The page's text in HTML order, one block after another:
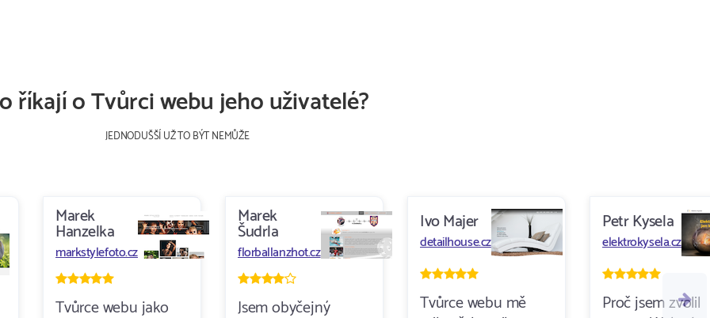
říkají o Tvůrci webu jeho uživatelé?
JEDNODUŠŠÍ UŽ TO BÝT NEMŮŽE
Marek
Hanzelka
markstylefoto.cz
Tvůrce webu jako
Marek
Šudrla
florballanzhot.cz
Jsem obyčejný
Ivo Majer
detailhouse.cz
Tvůrce webu mě
Petr Kysela
elektrokysela.cz
Proč jsem zvolil